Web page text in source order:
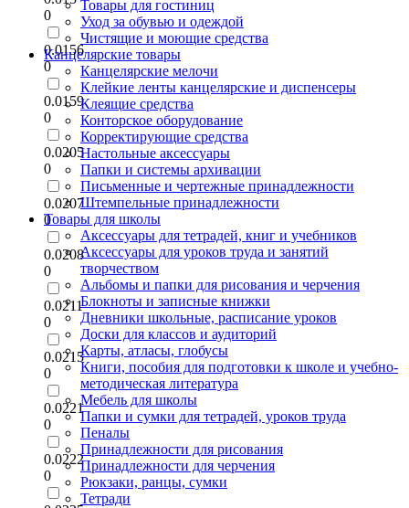
0
0.0156
0
0.0159
0
0.0205
0
0.0207
0
0.0208
0
0.0211
0
0.0215
0
0.0221
0
0.0222
0
Товары для гостиниц
Уход за обувью и одеждой
Чистящие и моющие средства
Канцелярские товары
Канцелярские мелочи
Клейкие ленты канцелярские и диспенсеры
Клеящие средства
Конторское оборудование
Корректирующие средства
Настольные аксессуары
Папки и системы архивации
Письменные и чертежные принадлежности
Штемпельные принадлежности
Товары для школы
Аксессуары для тетрадей, книг и учебников
Аксессуары для уроков труда и занятий
творчеством
Альбомы и папки для рисования и черчения
Блокноты и записные книжки
Дневники школьные, расписание уроков
Доски для классов и аудиторий
Карты, атласы, глобусы
Книги, пособия для подготовки к школе и учебно-
методическая литература
Мебель для школы
Папки и сумки для тетрадей, уроков труда
Пеналы
Принадлежности для рисования
Принадлежности для черчения
Рюкзаки, ранцы, сумки
Тетради